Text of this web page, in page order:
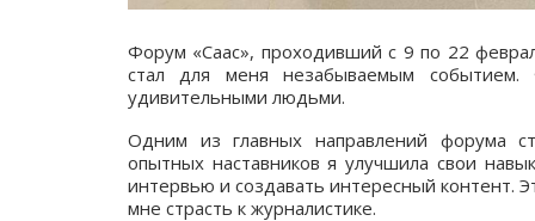
Форум «Саас», проходивший с 9 по 22
стал для меня незабываемым
удивительными людьми.
Одним из главных направлений форума
опытных наставников я улучшила свои
интервью и создавать интересный контент.
мне страсть к журналистике.